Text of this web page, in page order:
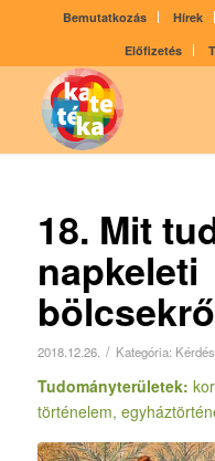
Bemutatkozás Hírek
Előfizetés
18. Mit
napkeleti
2018.12.26. / Kategória:
Tudományterületek:
történelem,